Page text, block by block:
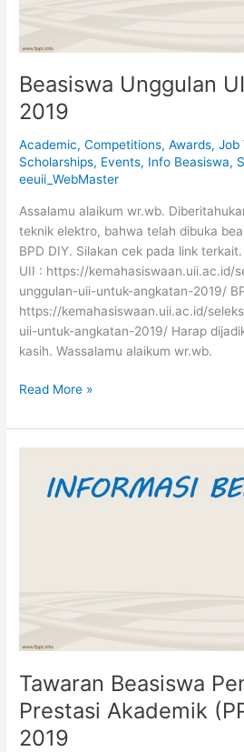
Beasiswa Unggulan
2019
Academic,Competitions, Awards, Job
Scholarships, Events, Info Beasiswa,
eeuii_WebMaster
Assalamu alaikum wr.wb.
teknik elektro, bahwa telah dibuka
BPD DIY. Silakan cek pada link
UII : https://kemahasiswaan.uii.ac.id/
unggulan-uii-untuk-angkatan-2019/
https://kemahasiswaan.uii.ac.id/
uii-untuk-angkatan-2019/ Harap
kasih. Wassalamu alaikum wr.wb.
Read More »
Tawaran Beasiswa
Prestasi Akademik
2019
Beasiswa
Peningkatan